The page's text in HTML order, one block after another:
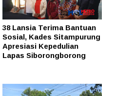
38 Lansia Terima Bantuan
Sosial, Kades Sitampurung
Apresiasi Kepedulian
Lapas Siborongborong